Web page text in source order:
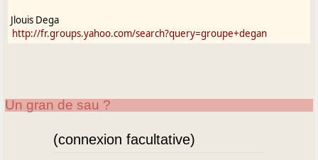
Jlouis Dega
http://fr.groups.yahoo.com/search?query=groupe+degan
Un gran de sau ?
(connexion facultative)